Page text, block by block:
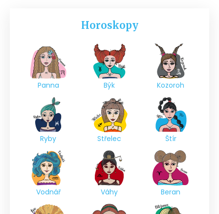
Horoskopy
Panna Býk Kozoroh
Ryby Střelec Štír
Vodnář Váhy Beran